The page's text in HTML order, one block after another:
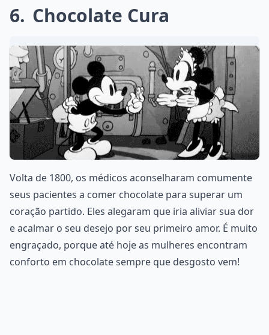
6 Chocolate Cura
Volta de 1800, os médicos aconselharam comumente
seus pacientes a comer chocolate para superar um
coração partido. Eles alegaram que iria aliviar sua dor
e acalmar o seu desejo por seu primeiro amor. É muito
engraçado, porque até hoje as mulheres encontram
conforto em chocolate sempre que desgosto vem!